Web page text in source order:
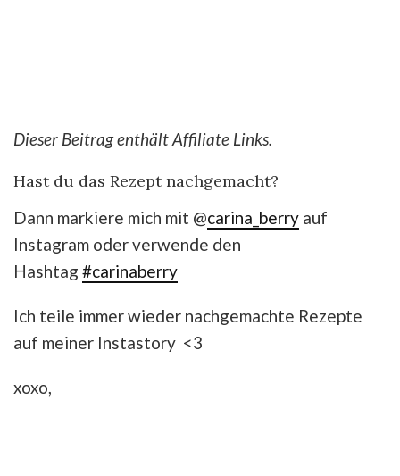
Dieser Beitrag enthält Affiliate Links.
Hast du das Rezept nachgemacht?
Dann markiere mich mit @carina_berry auf
Instagram oder verwende den
Hashtag #carinaberry
Ich teile immer wieder nachgemachte Rezepte
auf meiner Instastory <3
xoxo,